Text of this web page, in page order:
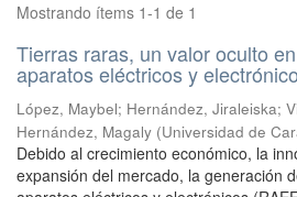
Mostrando ítems 1-1 de 1
Tierras raras, un valor oculto
aparatos eléctricos y
López, Maybel; Hernández, Jiraleiska;
Hernández, Magaly (Universidad de
Debido al crecimiento económico, la
expansión del mercado, la generación